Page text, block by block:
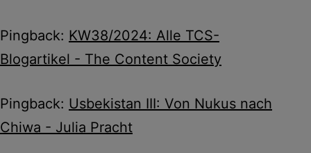
Pingback: KW38/2024: Alle TCS-
Blogartikel - The Content Society
Pingback: Usbekistan III: Von Nukus nach
Chiwa - Julia Pracht